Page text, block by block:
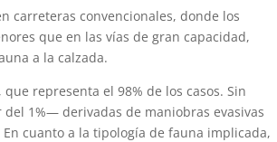
carreteras convencionales, donde los
que en las vías de gran capacidad,
a la calzada.
representa el 98% de los casos. Sin
1%— derivadas de maniobras evasivas
cuanto a la tipología de fauna implicada,